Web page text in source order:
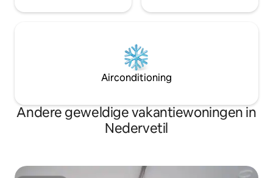
Airconditioning
Andere geweldige vakantiewoningen in
Nedervetil